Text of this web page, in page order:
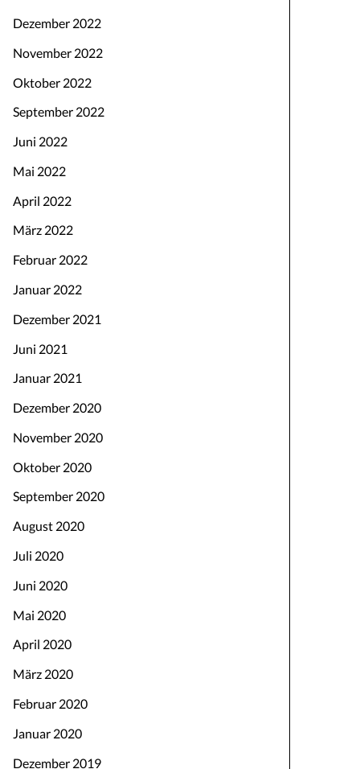
Dezember 2022
November 2022
Oktober 2022
September 2022
Juni 2022
Mai 2022
April 2022
März 2022
Februar 2022
Januar 2022
Dezember 2021
Juni 2021
Januar 2021
Dezember 2020
November 2020
Oktober 2020
September 2020
August 2020
Juli 2020
Juni 2020
Mai 2020
April 2020
März 2020
Februar 2020
Januar 2020
Dezember 2019